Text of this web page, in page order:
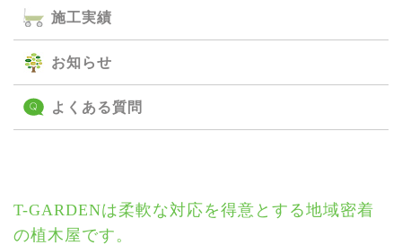
施⼯実績
お知らせ
よくある質問
T-GARDENは柔軟な対応を得意とする地域密着
の植木屋です。